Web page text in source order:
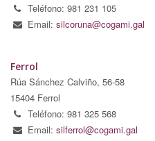
Teléfono: 981 231 105
Email: silcoruna@cogami.gal
Ferrol
Rúa Sánchez Calviño, 56-58
15404 Ferrol
Teléfono: 981 325 568
Email: silferrol@cogami.gal